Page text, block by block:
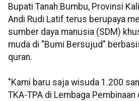
Bupati Tanah Bumbu, Provinsi
Andi Rudi Latif terus berupaya
sumber daya manusia (SDM)
muda di "Bumi Bersujud"
quran.
"Kami baru saja wisuda 1.200
TKA-TPA di Lembaga Pembinaan